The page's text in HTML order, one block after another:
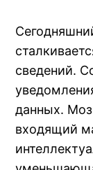
сведений.
данных.
входящий